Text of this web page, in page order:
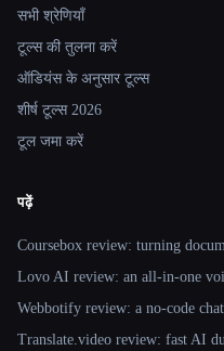
सभी श्रेणियाँ
टूल्स की तुलना करें
ऑडियंस के अनुसार टूल्स
शीर्ष टूल्स 2026
टूल जमा करें
पढ़ें
Coursebox review: turning
Lovo AI review: an all-in-one
Webbotify review: a no-code
Translate.video review: fast AI